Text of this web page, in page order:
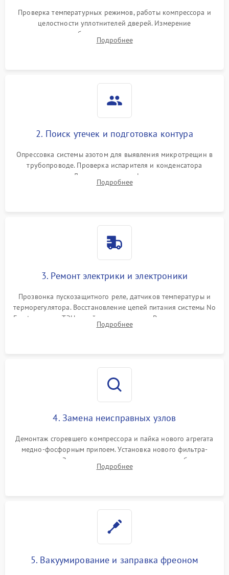
Проверка температурных режимов, работы компрессора и
целостности уплотнителей дверей. Измерение
сопротивления обмоток мотора, проверка термостата и
считывание кодов ошибок с электронного дисплея.
Подробнее
2. Поиск утечек и подготовка контура
Опрессовка системы азотом для выявления микротрещин в
трубопроводе. Проверка испарителя и конденсатора
течеискателем. Демонтаж старого фильтра-осушителя и
продувка капиллярной трубки для устранения засоров.
Подробнее
3. Ремонт электрики и электроники
Прозвонка пускозащитного реле, датчиков температуры и
терморегулятора. Восстановление цепей питания системы No
Frost, включая ТЭН оттайки и вентилятор. Ремонт или замена
платы управления при сбоях алгоритмов.
Подробнее
4. Замена неисправных узлов
Демонтаж сгоревшего компрессора и пайка нового агрегата
медно-фосфорным припоем. Установка нового фильтра-
осушителя. Замена изношенных вентиляторов обдува,
сломанных заслонок или поврежденных дверных петель.
Подробнее
5. Вакуумирование и заправка фреоном